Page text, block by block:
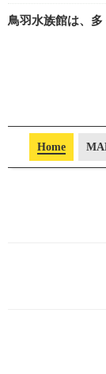
鳥羽水族館は、多
Home